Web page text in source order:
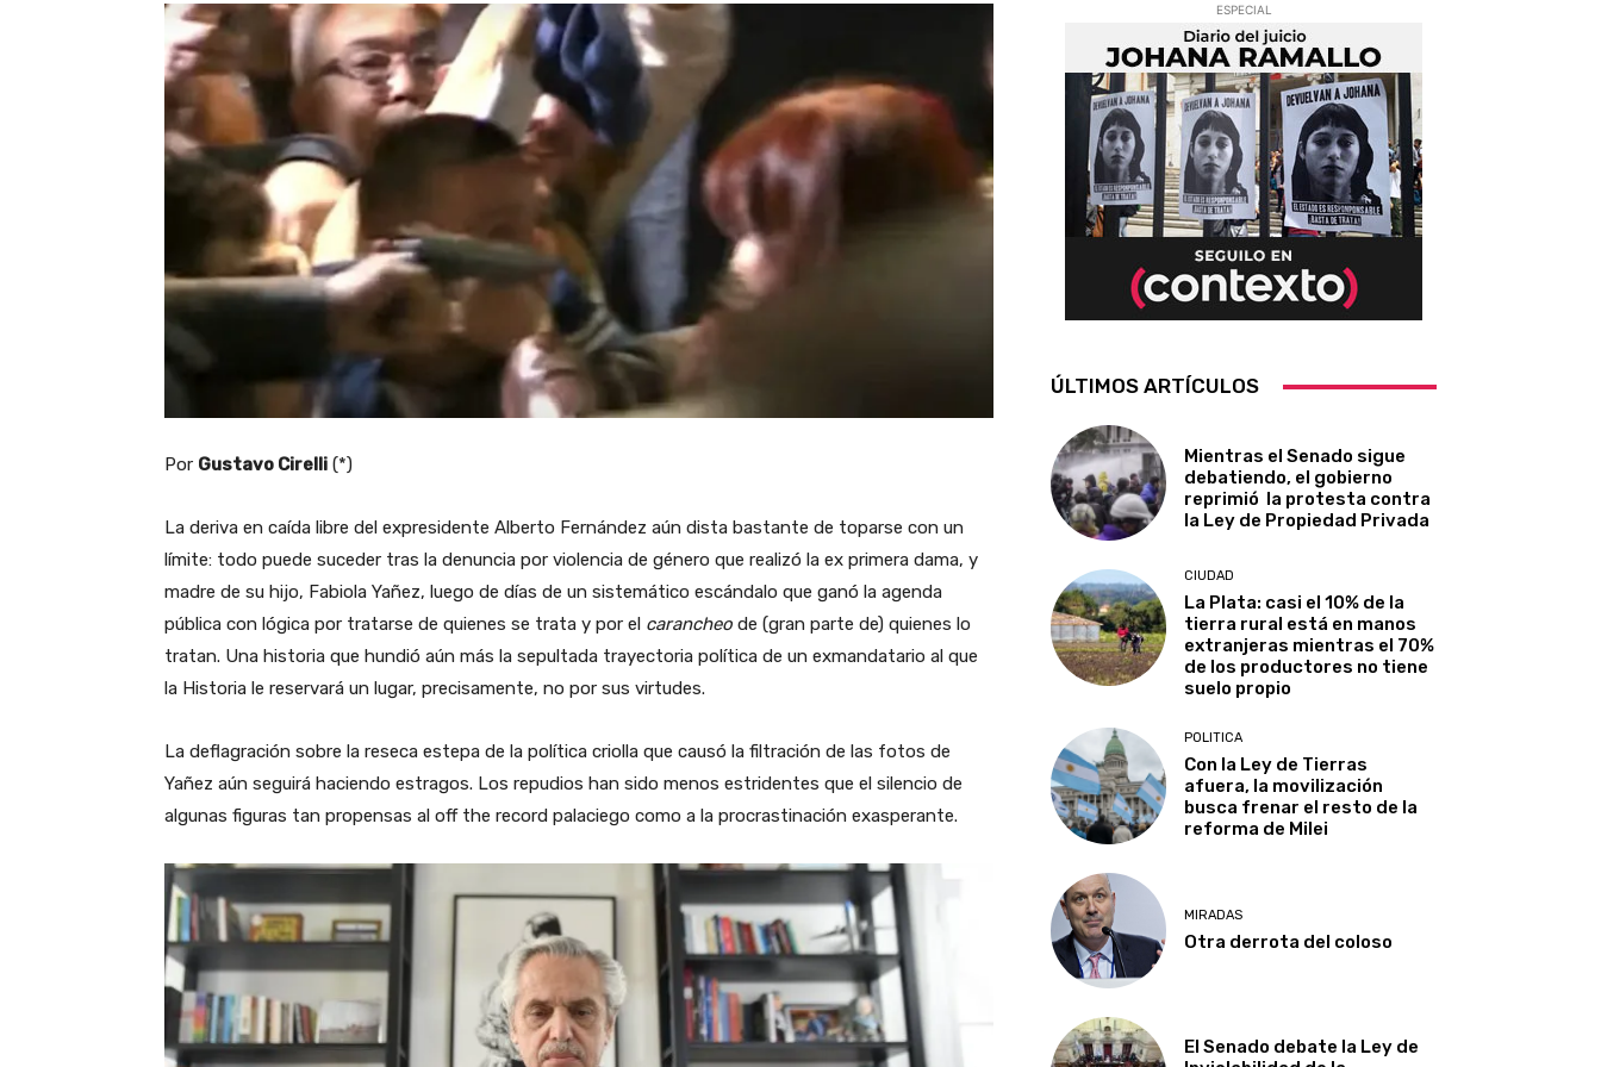
Por Gustavo Cirelli (*)
La deriva en caída libre del expresidente Alberto Fernández aún dista bastante de toparse con un
límite: todo puede suceder tras la denuncia por violencia de género que realizó la ex primera dama, y
madre de su hijo, Fabiola Yañez, luego de días de un sistemático escándalo que ganó la agenda
pública con lógica por tratarse de quienes se trata y por el carancheo de (gran parte de) quienes lo
tratan. Una historia que hundió aún más la sepultada trayectoria política de un exmandatario al que
la Historia le reservará un lugar, precisamente, no por sus virtudes.
La deflagración sobre la reseca estepa de la política criolla que causó la filtración de las fotos de
Yañez aún seguirá haciendo estragos. Los repudios han sido menos estridentes que el silencio de
algunas figuras tan propensas al off the record palaciego como a la procrastinación exasperante.
ESPECIAL
ÚLTIMOS ARTÍCULOS
Mientras el Senado sigue
debatiendo, el gobierno
reprimió la protesta contra
la Ley de Propiedad Privada
CIUDAD
La Plata: casi el 10% de la
tierra rural está en manos
extranjeras mientras el 70%
de los productores no tiene
suelo propio
POLITICA
Con la Ley de Tierras
afuera, la movilización
busca frenar el resto de la
reforma de Milei
MIRADAS
Otra derrota del coloso
El Senado debate la Ley de